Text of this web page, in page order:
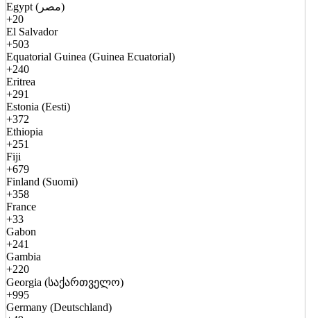
Egypt (مصر)
+20
El Salvador
+503
Equatorial Guinea (Guinea Ecuatorial)
+240
Eritrea
+291
Estonia (Eesti)
+372
Ethiopia
+251
Fiji
+679
Finland (Suomi)
+358
France
+33
Gabon
+241
Gambia
+220
Georgia (საქართველო)
+995
Germany (Deutschland)